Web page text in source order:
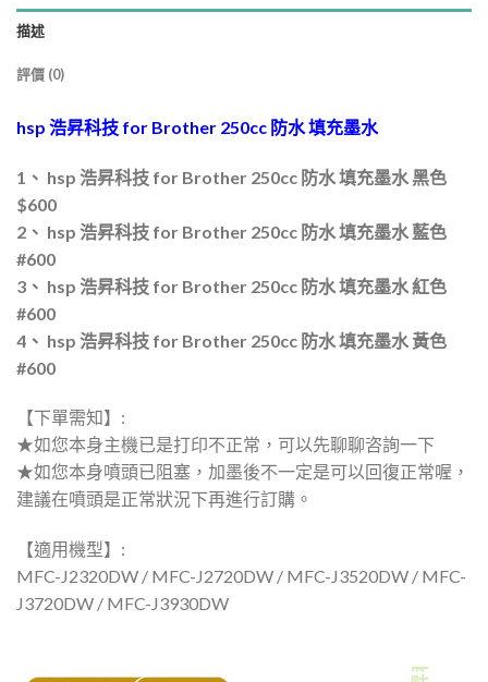
描述
評價 (0)
hsp 浩昇科技 for Brother 250cc 防水 填充墨水
1、 hsp 浩昇科技 for Brother 250cc 防水 填充墨水 黑色
$600
2、 hsp 浩昇科技 for Brother 250cc 防水 填充墨水 藍色
#600
3、 hsp 浩昇科技 for Brother 250cc 防水 填充墨水 紅色
#600
4、 hsp 浩昇科技 for Brother 250cc 防水 填充墨水 黃色
#600
【下單需知】:
★如您本身主機已是打印不正常，可以先聊聊咨詢一下
★如您本身噴頭已阻塞，加墨後不一定是可以回復正常喔，
建議在噴頭是正常狀況下再進行訂購。
【適用機型】:
MFC-J2320DW / MFC-J2720DW / MFC-J3520DW / MFC-
J3720DW / MFC-J3930DW